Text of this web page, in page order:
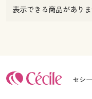
表示できる商品がありま
セシ